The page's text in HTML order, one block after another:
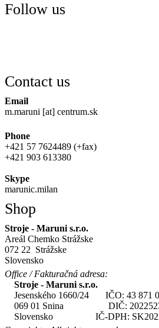
Follow us
Contact us
Email
m.maruni [at] centrum.sk
Phone
+421 57 7624489 (+fax)
+421 903 613380
Skype
marunic.milan
Shop
Stroje - Maruni s.r.o.
Areál Chemko Strážske
072 22 Strážske
Slovensko
Office / Fakturačná adresa:
Stroje - Maruni s.r.o.
Jesenského 1660/24 IČO: 43 871
069 01 Snina DIČ:
Slovensko IČ-DPH: